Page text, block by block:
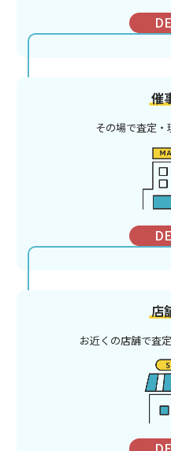
催
その場で査定・
店
お近くの店舗で査